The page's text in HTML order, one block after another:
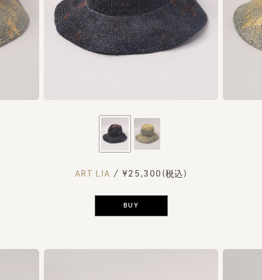
ART LIA / ¥25,300(税込)
BUY